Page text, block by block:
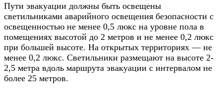
Пути эвакуации должны быть освещены
светильниками аварийного освещения безопасности с
освещенностью не менее 0,5 люкс на уровне пола в
помещениях высотой до 2 метров и не менее 0,2 люкс
при большей высоте. На открытых территориях — не
менее 0,2 люкс. Светильники размещают на высоте 2-
2,5 метра вдоль маршрута эвакуации с интервалом не
более 25 метров.